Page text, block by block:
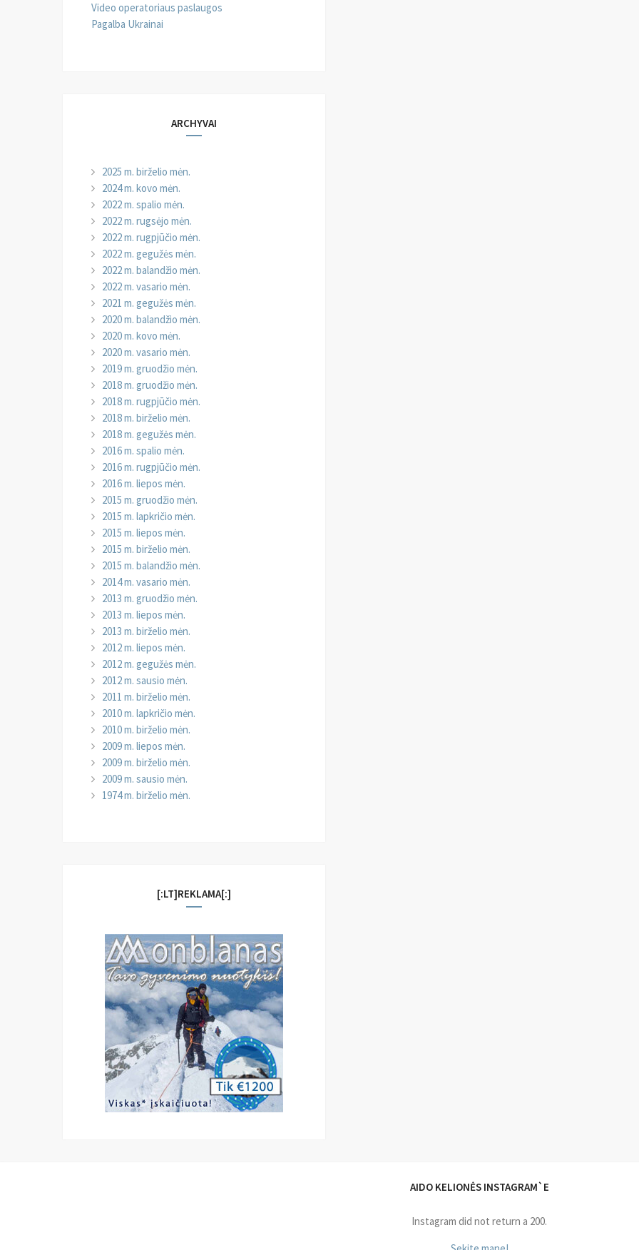
Video operatoriaus paslaugos
Pagalba Ukrainai
ARCHYVAI
2025 m. birželio mėn.
2024 m. kovo mėn.
2022 m. spalio mėn.
2022 m. rugsėjo mėn.
2022 m. rugpjūčio mėn.
2022 m. gegužės mėn.
2022 m. balandžio mėn.
2022 m. vasario mėn.
2021 m. gegužės mėn.
2020 m. balandžio mėn.
2020 m. kovo mėn.
2020 m. vasario mėn.
2019 m. gruodžio mėn.
2018 m. gruodžio mėn.
2018 m. rugpjūčio mėn.
2018 m. birželio mėn.
2018 m. gegužės mėn.
2016 m. spalio mėn.
2016 m. rugpjūčio mėn.
2016 m. liepos mėn.
2015 m. gruodžio mėn.
2015 m. lapkričio mėn.
2015 m. liepos mėn.
2015 m. birželio mėn.
2015 m. balandžio mėn.
2014 m. vasario mėn.
2013 m. gruodžio mėn.
2013 m. liepos mėn.
2013 m. birželio mėn.
2012 m. liepos mėn.
2012 m. gegužės mėn.
2012 m. sausio mėn.
2011 m. birželio mėn.
2010 m. lapkričio mėn.
2010 m. birželio mėn.
2009 m. liepos mėn.
2009 m. birželio mėn.
2009 m. sausio mėn.
1974 m. birželio mėn.
[:LT]REKLAMA[:]
AIDO KELIONĖS INSTAGRAM`E
Instagram did not return a 200.